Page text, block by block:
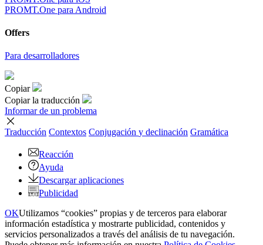
PROMT.One para Android
Offers
Para desarrolladores
Copiar
Copiar la traducción
Informar de un problema
Traducción Contextos Conjugación y declinación Gramática
Reacción
Ayuda
Descargar aplicaciones
Publicidad
OKUtilizamos “cookies” propias y de terceros para elaborar
información estadística y mostrarte publicidad, contenidos y
servicios personalizados a través del análisis de tu navegación.